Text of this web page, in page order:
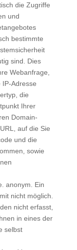
die Zugriffe
und
bestimmte
sind. Dies
Webanfrage,
Adresse
die
Ihrer
Domain-
auf die Sie
und die
sowie
anonym. Ein
nicht möglich.
nicht erfasst,
in eines der
selbst